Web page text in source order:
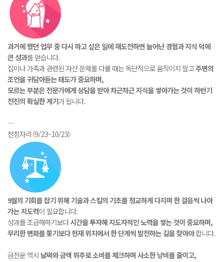
과거에 했던 업무 중 다시 하고 싶은 일에 재도전하면 늘어난 경험과 지식 덕에
큰 성과를 얻습니다.
집이나 가족과 관련된 자산 문제를 다룰 때는 독단적으로 움직이지 말고주변의
조언을 귀담아듣는 태도가 중요하며,
모르는 부분은 전문가에게 상담을 받아 차근차근 지식을 쌓아가는 것이 하반기
전진의 확실한 계기가 됩니다.
―
천칭자리 (9/23~10/23)
9월의 기회를 잡기 위해 기술과 스킬의 기초를 정교하게 다지며 한 걸음씩 나아
가는 지도력이 필요합니다.
성과를 조급해하기보다시간을 투자해 지도자적인 노력을 쌓는 것이 중요하며,
무리한 변화를 쫓기보다 현재 위치에서 한 단계씩 발전하는 길을 찾아야합니다.
금전운 역시 날짜와 금액 위주로 소비를 체크하며 사소한 낭비를 줄이고,